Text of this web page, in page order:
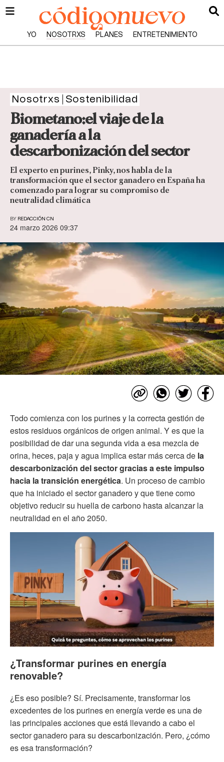
YO NOSOTRXS PLANES ENTRETENIMIENTO
Nosotrxs Sostenibilidad
Biometano:el viaje de la
ganadería a la
descarbonización del sector
El experto en purines, Pinky, nos habla de la
transformación que el sector ganadero en España ha
comenzado para lograr su compromiso de
neutralidad climática
BY REDACCIÓN CN
24 marzo 2026 09:37
Todo comienza con los purines y la correcta gestión de
estos residuos orgánicos de origen animal. Y es que la
posibilidad de dar una segunda vida a esa mezcla de
orina, heces, paja y agua implica estar más cerca de la
descarbonización del sector gracias a este impulso
hacia la transición energética. Un proceso de cambio
que ha iniciado el sector ganadero y que tiene como
objetivo reducir su huella de carbono hasta alcanzar la
neutralidad en el año 2050.
1
minute,
10
¿Transformar purines en energía
renovable?
¿Es eso posible? Sí. Precisamente, transformar los
excedentes de los purines en energía verde es una de
las principales acciones que está llevando a cabo el
sector ganadero para su descarbonización. Pero, ¿cómo
es esa transformación?